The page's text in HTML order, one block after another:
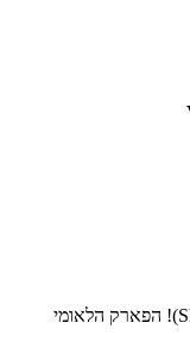
ברוכים הבאים לגן העדן הסלובקי (Slovenský raj)! הפארק הלאומי